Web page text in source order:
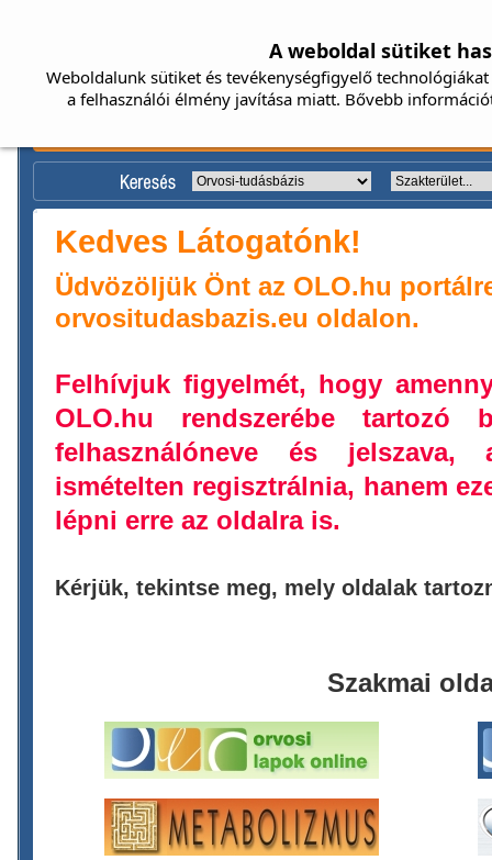
Kedves Látogatónk!
Üdvözöljük Önt az OLO.hu
orvositudasbazis.eu oldalon.
Felhívjuk figyelmét, hogy
OLO.hu rendszerébe tartozó
felhasználóneve és jelszava,
ismételten regisztrálnia, hanem
lépni erre az oldalra is.
Kérjük, tekintse meg, mely oldalak
Szakmai
A weboldal sütiket
Weboldalunk sütiket és tevékenységfigyelő
a felhasználói élmény javítása miatt. Bővebb